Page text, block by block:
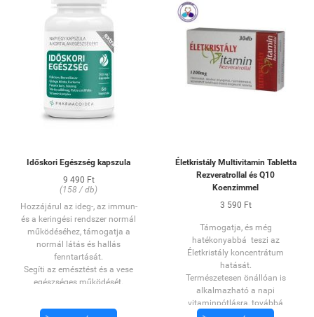
Időskori Egészség kapszula
9 490 Ft
(158 / db)
Hozzájárul az ideg-, az immun-
és a keringési rendszer normál
működéséhez, támogatja a
normál látás és hallás
fenntartását.
Segíti az emésztést és a vese
egészséges működését.
vércukorszint és a normál
Életkristály Multivitamin Tabletta
Rezveratrollal és Q10
Koenzimmel
3 590 Ft
Támogatja, és még
hatékonyabbá teszi az
Életkristály koncentrátum
hatását.
Természetesen önállóan is
alkalmazható a napi
vitaminpótlásra, továbbá